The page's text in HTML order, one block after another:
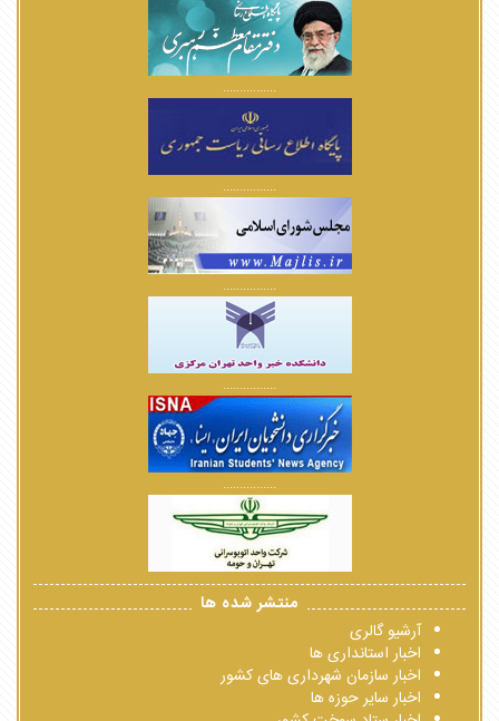
................
................
................
................
................
منتشر شده ها
آرشیو گالری
اخبار استانداری ها
اخبار سازمان شهرداری های کشور
اخبار سایر حوزه ها